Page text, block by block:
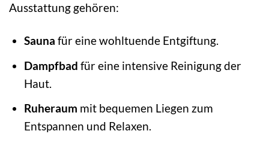
Ausstattung gehören:
Sauna für eine wohltuende Entgiftung.
Dampfbad für eine intensive Reinigung der
Haut.
Ruheraum mit bequemen Liegen zum
Entspannen und Relaxen.